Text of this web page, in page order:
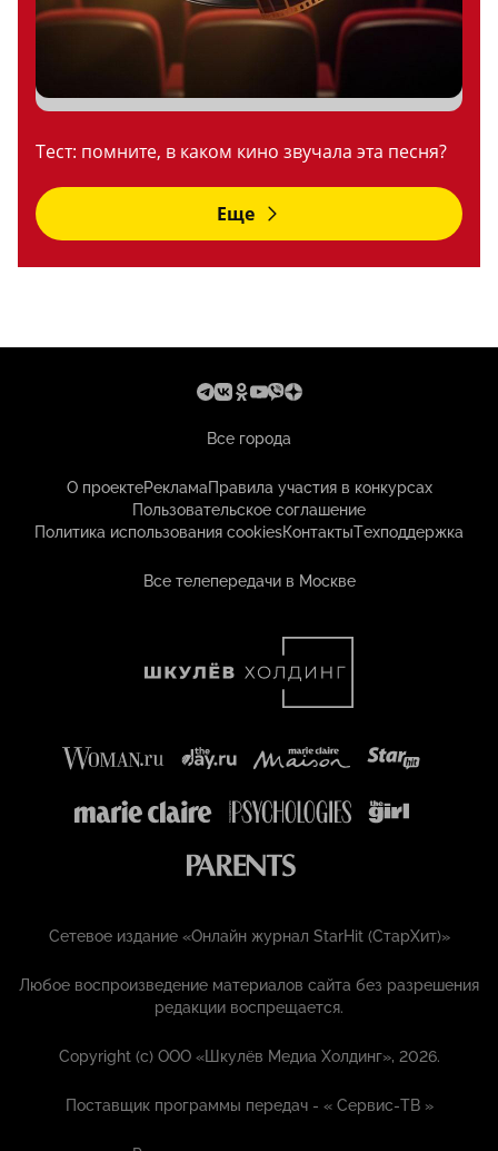
Тест: помните, в каком кино звучала эта песня?
Еще
Все города
О проектеРекламаПравила участия в конкурсах
Пользовательское соглашение
Политика использования cookiesКонтактыТехподдержка
Все телепередачи в Москве
Сетевое издание «Онлайн журнал StarHit (СтарХит)»
Любое воспроизведение материалов сайта без разрешения
редакции воспрещается.
Copyright (с) ООО «Шкулёв Медиа Холдинг», 2026.
Поставщик программы передач - «Сервис-ТВ »